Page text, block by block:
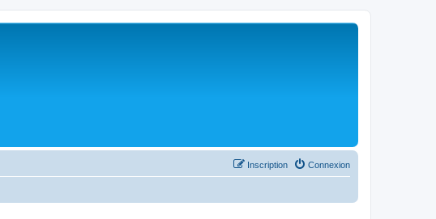
Connexion
Inscription